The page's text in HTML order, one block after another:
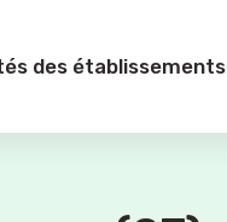
des établissements